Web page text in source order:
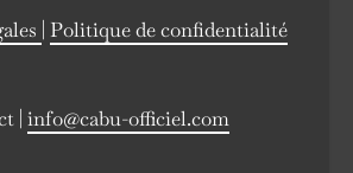
Politique de confidentialité
| info@cabu-officiel.com